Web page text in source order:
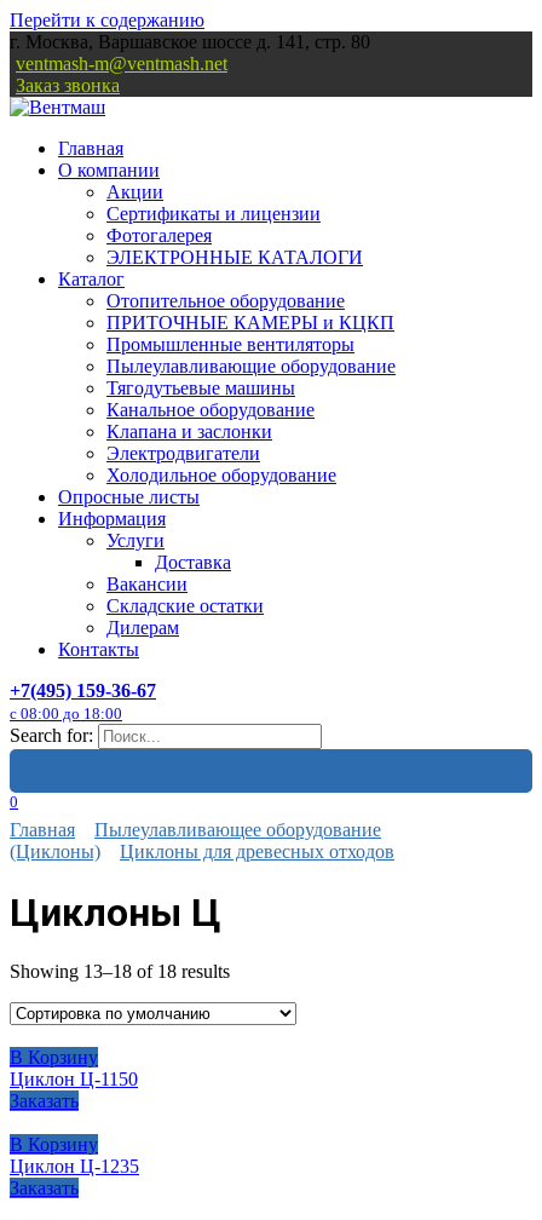
Перейти к содержанию
г. Москва, Варшавское шоссе д. 141, стр. 80
ventmash-m@ventmash.net
Заказ звонка
Главная
О компании
Акции
Сертификаты и лицензии
Фотогалерея
ЭЛЕКТРОННЫЕ КАТАЛОГИ
Каталог
Отопительное оборудование
ПРИТОЧНЫЕ КАМЕРЫ и КЦКП
Промышленные вентиляторы
Пылеулавливающие оборудование
Тягодутьевые машины
Канальное оборудование
Клапана и заслонки
Электродвигатели
Холодильное оборудование
Опросные листы
Информация
Услуги
Доставка
Вакансии
Складские остатки
Дилерам
Контакты
+7(495) 159-36-67
с 08:00 до 18:00
Search for:
0
Главная
Пылеулавливающее оборудование
(Циклоны)
Циклоны для древесных отходов
Циклоны Ц
Showing 13–18 of 18 results
В Корзину
Циклон Ц-1150
Заказать
В Корзину
Циклон Ц-1235
Заказать